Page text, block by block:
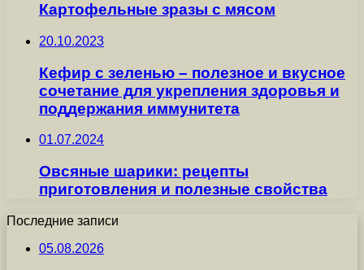
Картофельные зразы с мясом
20.10.2023
Кефир с зеленью – полезное и вкусное
сочетание для укрепления здоровья и
поддержания иммунитета
01.07.2024
Овсяные шарики: рецепты
приготовления и полезные свойства
Последние записи
05.08.2026